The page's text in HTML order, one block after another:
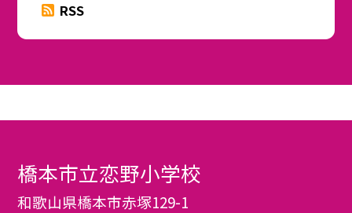
RSS
橋本市立恋野小学校
和歌山県橋本市赤塚129-1